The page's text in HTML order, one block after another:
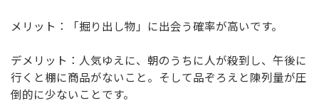
メリット：「掘り出し物」に出会う確率が高いです。
デメリット：人気ゆえに、朝のうちに人が殺到し、午後に
行くと棚に商品がないこと。そして品ぞろえと陳列量が圧
倒的に少ないことです。